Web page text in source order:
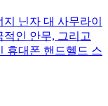
닌자 대 사무라이
인 안무, 그리고
휴대폰 핸드헬드 스